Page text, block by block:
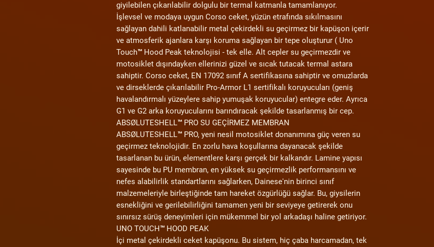
giyilebilen çıkarılabilir dolgulu bir termal katmanla tamamlanıyor.
İşlevsel ve modaya uygun Corso ceket, yüzün etrafında sıkılmasını
sağlayan dahili katlanabilir metal çekirdekli su geçirmez bir kapüşon içerir
ve atmosferik ajanlara karşı koruma sağlayan bir tepe oluşturur ( Uno
Touch™ Hood Peak teknolojisi - tek elle. Alt cepler su geçirmezdir ve
motosiklet dışındayken ellerinizi güzel ve sıcak tutacak termal astara
sahiptir. Corso ceket, EN 17092 sınıf A sertifikasına sahiptir ve omuzlarda
ve dirseklerde çıkarılabilir Pro-Armor L1 sertifikalı koruyucuları (geniş
havalandırmalı yüzeylere sahip yumuşak koruyucular) entegre eder. Ayrıca
G1 ve G2 arka koruyucularını barındıracak şekilde tasarlanmış bir cep.
ABSØLUTESHELL™ PRO SU GEÇİRMEZ MEMBRAN
ABSØLUTESHELL™ PRO, yeni nesil motosiklet donanımına güç veren su
geçirmez teknolojidir. En zorlu hava koşullarına dayanacak şekilde
tasarlanan bu ürün, elementlere karşı gerçek bir kalkandır. Lamine yapısı
sayesinde bu PU membran, en yüksek su geçirmezlik performansını ve
nefes alabilirlik standartlarını sağlarken, Dainese'nin birinci sınıf
malzemeleriyle birleştiğinde tam hareket özgürlüğü sağlar. Bu, giysilerin
esnekliğini ve gerilebilirliğini tamamen yeni bir seviyeye getirerek onu
sınırsız sürüş deneyimleri için mükemmel bir yol arkadaşı haline getiriyor.
UNO TOUCH™ HOOD PEAK
İçi metal çekirdekli ceket kapüşonu. Bu sistem, hiç çaba harcamadan, tek